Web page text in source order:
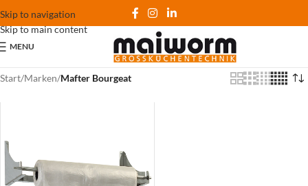
Skip to navigation
Skip to main content
MENU
Start/Marken/Mafter Bourgeat